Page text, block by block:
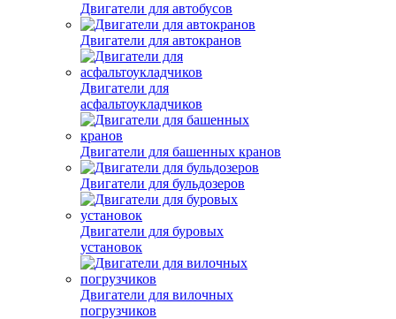
Двигатели для автобусов
Двигатели для автокранов
Двигатели для
асфальтоукладчиков
Двигатели для башенных кранов
Двигатели для бульдозеров
Двигатели для буровых
установок
Двигатели для вилочных
погрузчиков